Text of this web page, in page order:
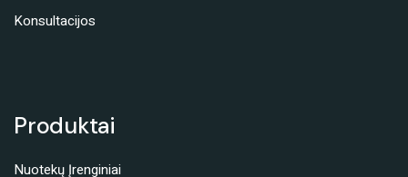
Konsultacijos
Produktai
Nuotekų Įrenginiai